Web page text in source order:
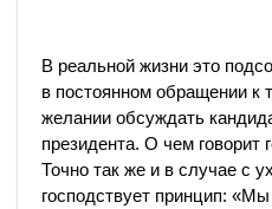
В реальной жизни это
в постоянном обращении к
желании обсуждать
президента. О чем
Точно так же и в случае с
господствует принцип: